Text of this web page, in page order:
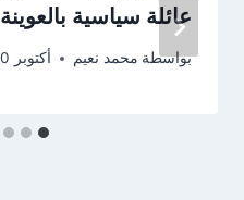
عائلة سياسية بالعوينة
بواسطة محمد نعيم أكتوبر 30, 2025